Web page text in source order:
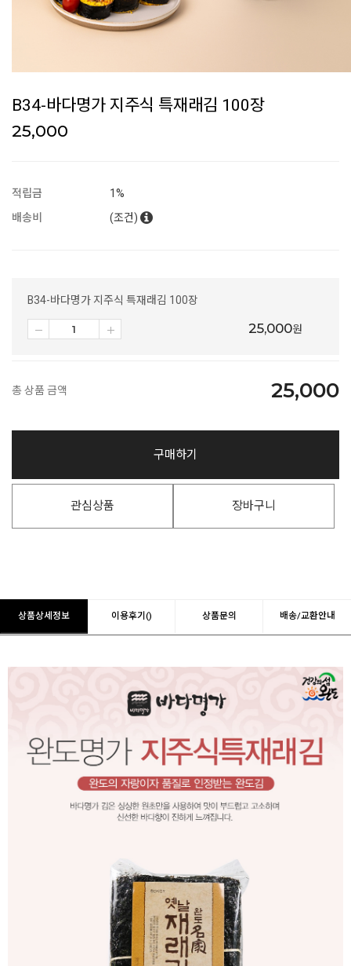
B34-바다명가 지주식 특재래김 100장
25,000
적립금
1%
배송비
(조건)
B34-바다명가 지주식 특재래김 100장
25,000원
총 상품 금액 25,000
구매하기
관심상품 장바구니
상품상세정보 이용후기() 상품문의 배송/교환안내